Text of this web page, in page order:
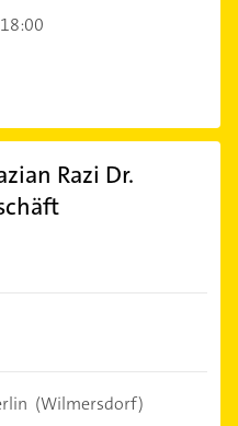
Razi Dr.
(Wilmersdorf)